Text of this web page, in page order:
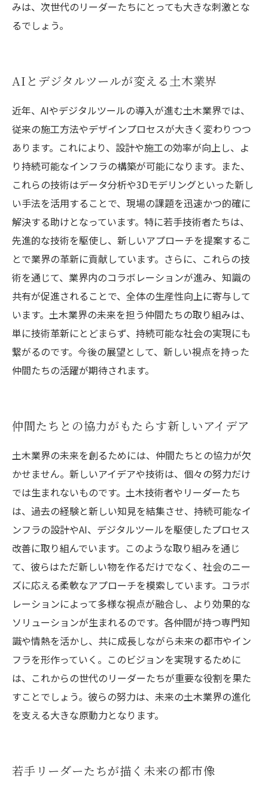
みは、次世代のリーダーたちにとっても大きな刺激とな
るでしょう。
AIとデジタルツールが変える土木業界
近年、AIやデジタルツールの導入が進む土木業界では、
従来の施工方法やデザインプロセスが大きく変わりつつ
あります。これにより、設計や施工の効率が向上し、よ
り持続可能なインフラの構築が可能になります。また、
これらの技術はデータ分析や3Dモデリングといった新し
い手法を活用することで、現場の課題を迅速かつ的確に
解決する助けとなっています。特に若手技術者たちは、
先進的な技術を駆使し、新しいアプローチを提案するこ
とで業界の革新に貢献しています。さらに、これらの技
術を通じて、業界内のコラボレーションが進み、知識の
共有が促進されることで、全体の生産性向上に寄与して
います。土木業界の未来を担う仲間たちの取り組みは、
単に技術革新にとどまらず、持続可能な社会の実現にも
繋がるのです。今後の展望として、新しい視点を持った
仲間たちの活躍が期待されます。
仲間たちとの協力がもたらす新しいアイデア
土木業界の未来を創るためには、仲間たちとの協力が欠
かせません。新しいアイデアや技術は、個々の努力だけ
では生まれないものです。土木技術者やリーダーたち
は、過去の経験と新しい知見を結集させ、持続可能なイ
ンフラの設計やAI、デジタルツールを駆使したプロセス
改善に取り組んでいます。このような取り組みを通じ
て、彼らはただ新しい物を作るだけでなく、社会のニー
ズに応える柔軟なアプローチを模索しています。コラボ
レーションによって多様な視点が融合し、より効果的な
ソリューションが生まれるのです。各仲間が持つ専門知
識や情熱を活かし、共に成長しながら未来の都市やイン
フラを形作っていく。このビジョンを実現するために
は、これからの世代のリーダーたちが重要な役割を果た
すことでしょう。彼らの努力は、未来の土木業界の進化
を支える大きな原動力となります。
若手リーダーたちが描く未来の都市像